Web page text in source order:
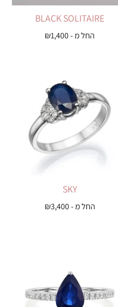
BLACK SOLITAIRE
החל מ - ₪1,400
SKY
החל מ - ₪3,400